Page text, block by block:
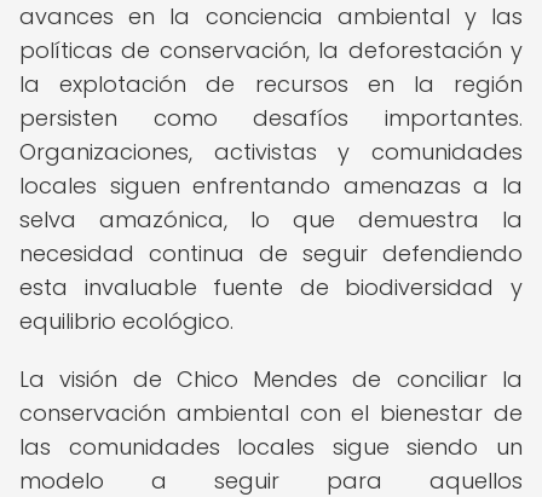
avances en la conciencia ambiental y las
políticas de conservación, la deforestación y
la explotación de recursos en la región
persisten como desafíos importantes.
Organizaciones, activistas y comunidades
locales siguen enfrentando amenazas a la
selva amazónica, lo que demuestra la
necesidad continua de seguir defendiendo
esta invaluable fuente de biodiversidad y
equilibrio ecológico.
La visión de Chico Mendes de conciliar la
conservación ambiental con el bienestar de
las comunidades locales sigue siendo un
modelo a seguir para aquellos